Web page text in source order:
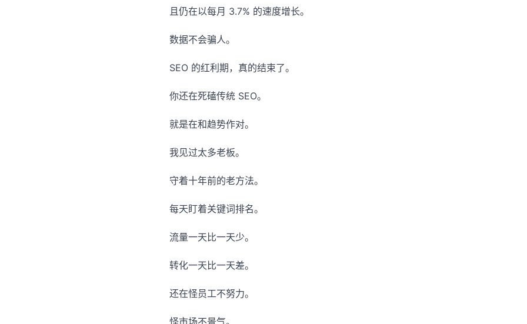
且仍在以每月 3.7% 的速度增长。
数据不会骗人。
SEO 的红利期，真的结束了。
你还在死磕传统 SEO。
就是在和趋势作对。
我见过太多老板。
守着十年前的老方法。
每天盯着关键词排名。
流量一天比一天少。
转化一天比一天差。
还在怪员工不努力。
怪市场不景气。